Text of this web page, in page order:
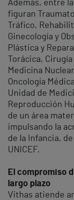
Además, entre
figuran
Tráfico,
Ginecología y
Plástica y
Torácica,
Medicina
Oncología
Unidad de
Reproducción
de un área
impulsando la
de la Infancia,
UNICEF.
El compromiso
largo plazo
Vithas atiende